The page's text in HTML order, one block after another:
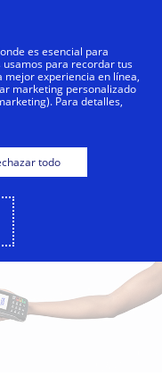
con
para
y seguridad.
es esencial para
para recordar tus
experiencia en línea,
marketing personalizado
Para detalles,
todo